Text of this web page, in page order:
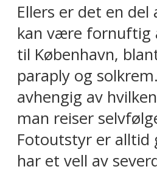
Ellers er det en
kan være fornuftig
til København,
paraply og
avhengig av
man reiser
Fotoutstyr er alltid
har et vell av